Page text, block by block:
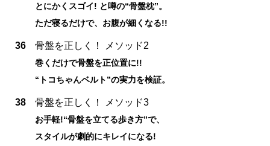
とにかくスゴイ! と噂の“骨盤枕”。
ただ寝るだけで、お腹が細くなる!!
36 骨盤を正しく！ メソッド2
巻くだけで骨盤を正位置に!!
“トコちゃんベルト”の実力を検証。
38 骨盤を正しく！ メソッド3
お手軽!“骨盤を立てる歩き方”で、
スタイルが劇的にキレイになる!